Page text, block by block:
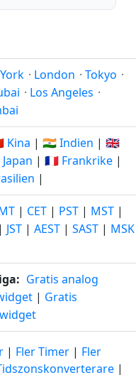
· London · Tokyo ·
· Los Angeles ·
Kina | 🇮🇳 Indien | 🇬🇧
| 🇫🇷 Frankrike |
|
| CET | PST | MST |
| JST | AEST | SAST | MSK
Gratis analog
| Gratis
| Fler Timer | Fler
|